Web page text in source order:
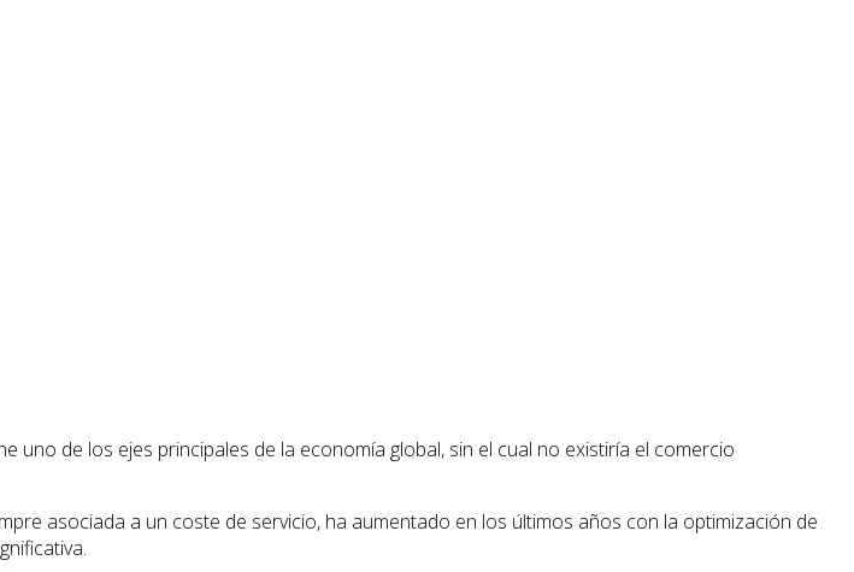
uno de los ejes principales de la economía global, sin el cual no existiría el comercio
asociada a un coste de servicio, ha aumentado en los últimos años con la optimización de